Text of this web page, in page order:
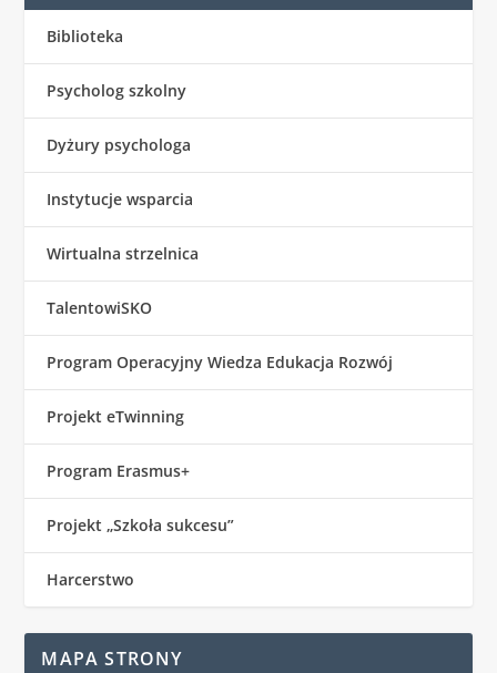
Biblioteka
Psycholog szkolny
Dyżury psychologa
Instytucje wsparcia
Wirtualna strzelnica
TalentowiSKO
Program Operacyjny Wiedza Edukacja Rozwój
Projekt eTwinning
Program Erasmus+
Projekt „Szkoła sukcesu”
Harcerstwo
MAPA STRONY